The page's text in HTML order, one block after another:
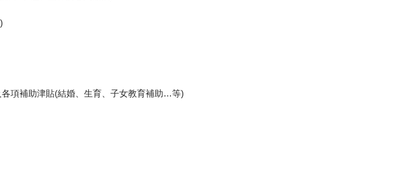
項補助津貼(結婚、生育、子女教育補助…等)